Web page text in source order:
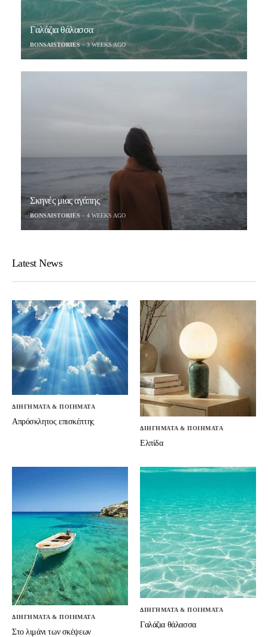
Γαλάζια θάλασσα
BONSAISTORIES 3 WEEKS AGO
Σκηνές μιας αγάπης
BONSAISTORIES 4 WEEKS AGO
Latest News
ΔΙΗΓΗΜΑΤΑ & ΠΟΙΗΜΑΤΑ
Απρόσκλητος επισκέπτης
ΔΙΗΓΗΜΑΤΑ & ΠΟΙΗΜΑΤΑ
Ελπίδα
ΔΙΗΓΗΜΑΤΑ & ΠΟΙΗΜΑΤΑ
Στο λιμάνι των σκέψεων
ΔΙΗΓΗΜΑΤΑ & ΠΟΙΗΜΑΤΑ
Γαλάζια θάλασσα